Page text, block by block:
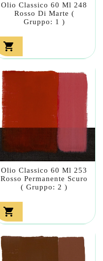
Olio Classico 60 Ml 248
Rosso Di Marte (
Gruppo: 1 )

Olio Classico 60 Ml 253
Rosso Permanente Scuro
( Gruppo: 2 )
